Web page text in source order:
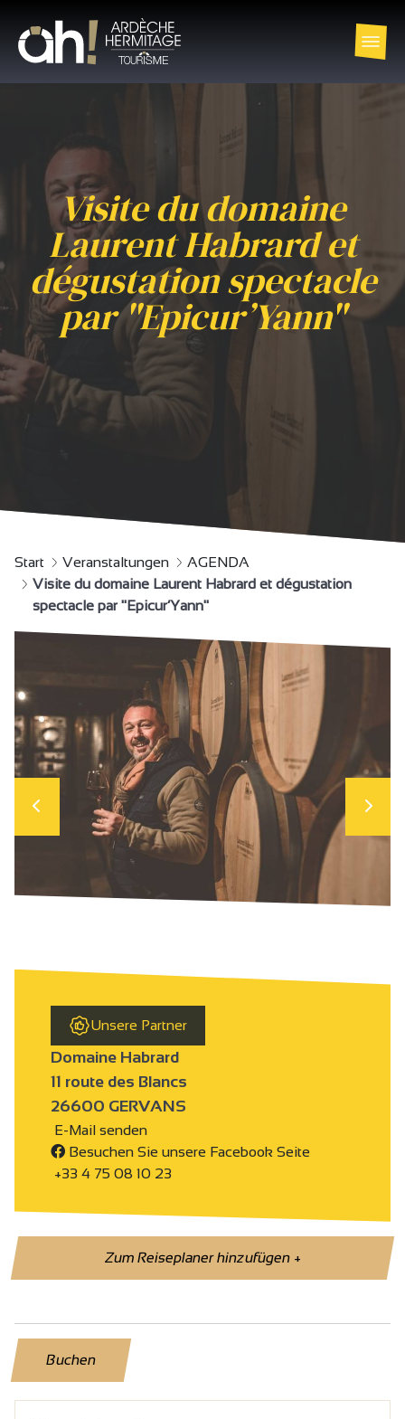
Visite du domaine
Laurent Habrard et
dégustation spectacle
par "Epicur’Yann"
Start Veranstaltungen
AGENDA
Visite du domaine Laurent Habrard et dégustation
spectacle par "Epicur’Yann"
Unsere Partner
Domaine Habrard
11 route des Blancs
26600 GERVANS
E-Mail senden
Besuchen Sie unsere Facebook Seite
+33 4 75 08 10 23
Zum Reiseplaner hinzufügen+
Buchen